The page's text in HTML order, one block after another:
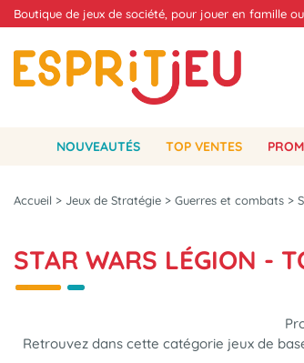
Boutique de jeux de société, pour jouer en famille
NOUVEAUTÉS TOP VENTES
Accueil > Jeux de Stratégie > Guerres et combats >
STAR WARS LÉGION -
Retrouvez dans cette catégorie jeux de